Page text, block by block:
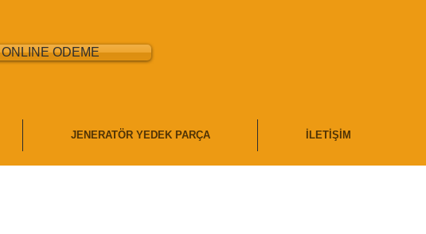
ONLINE ODEME
JENERATÖR YEDEK PARÇA İLETİŞİM